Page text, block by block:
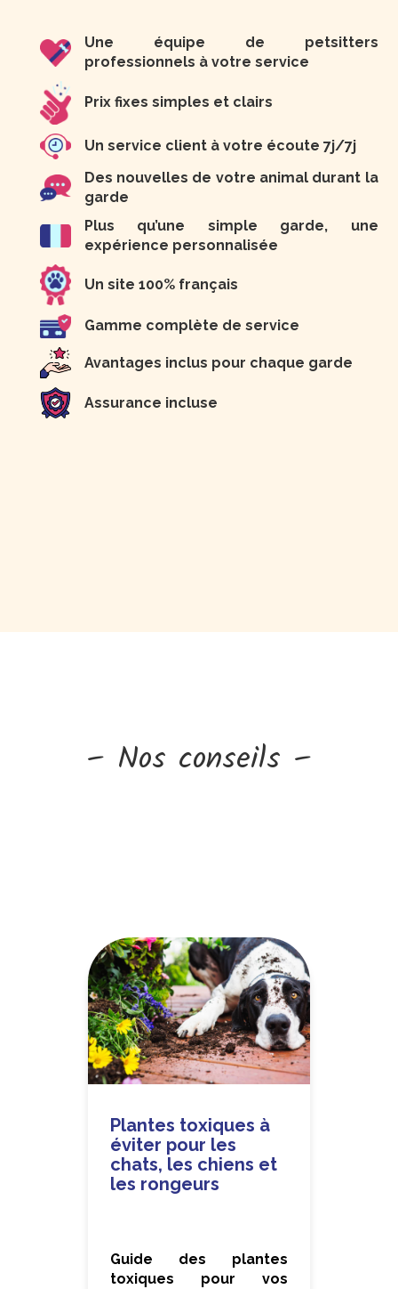
Une équipe de petsitters
professionnels à votre service
Prix fixes simples et clairs
Un service client à votre écoute 7j/7j
Des nouvelles de votre animal durant la
garde
Plus qu’une simple garde, une
expérience personnalisée
Un site 100% français
Gamme complète de service
Avantages inclus pour chaque garde
Assurance incluse
– Nos conseils –
Plantes toxiques à
éviter pour les
chats, les chiens et
les rongeurs
Guide des plantes
toxiques pour vos